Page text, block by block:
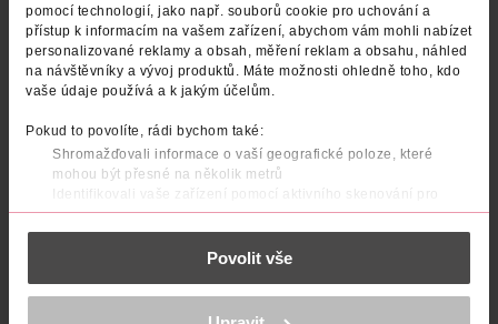
pomocí technologií, jako např. souborů cookie pro uchování a
přístup k informacím na vašem zařízení, abychom vám mohli nabízet
personalizované reklamy a obsah, měření reklam a obsahu, náhled
na návštěvníky a vývoj produktů. Máte možnosti ohledně toho, kdo
vaše údaje používá a k jakým účelům.
Pokud to povolíte, rádi bychom také:
Shromažďovali informace o vaší geografické poloze, které
mohou být přesné na několik metrů
Identifikovali vaše zařízení pomocí aktivního skenování pro
konkrétní charakteristiky (otisk prstu)
Zjistěte více o tom, jak zpracováváme vaše osobní údaje, a nastavte
části s podrobnostmi . Svůj souhlas můžete kdykoliv
K provozu stránek, personalizaci obsahu a reklam, funkcí sociálních
Povolit vše
Antiperspirant Black & White
Invisible Silky Smooth
NIVEA 150 ml
59.90 Kč
Antiperspirant sprej pro ženy
Black & White Authentic
59.90 Kč